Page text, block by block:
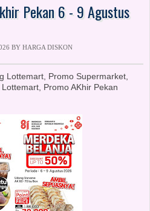
Pekan 6 - 9 Agustus
BY HARGA DISKON
Lottemart, Promo Supermarket,
Promo AKhir Pekan